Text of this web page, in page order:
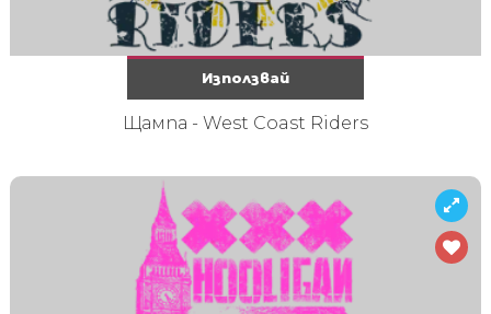
Използвай
Щампа - West Coast Riders